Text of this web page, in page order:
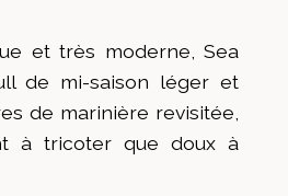
et très moderne, Sea
de mi-saison léger et
de marinière revisitée,
à tricoter que doux à